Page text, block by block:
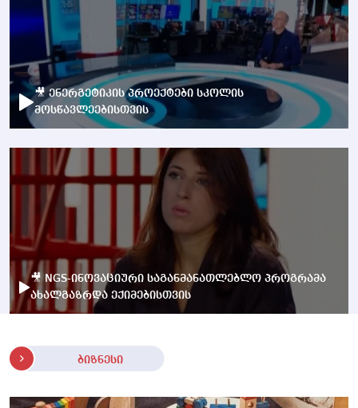
🎥 ენერგეტიკის პროექტები სკოლის
მოსწავლეებისთვის
🎥 NGS-ინოვაციური საგანმანათლებლო პროგრამა
ახალგაზრდა ექიმებისთვის
ბიზნესი